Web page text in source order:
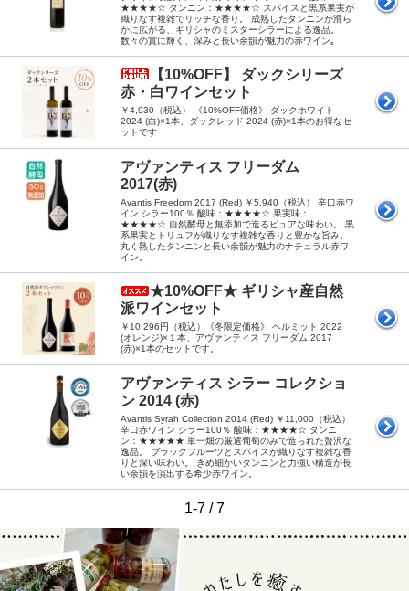
★★★★☆ タンニン：★★★★☆ スパイスと黒系果実が
織りなす複雑でリッチな香り。 成熟したタンニンが滑ら
かに広がる、ギリシャのミスターシラーによる逸品。
数々の賞に輝く、深みと長い余韻が魅力の赤ワイン｡
【10%OFF】 ダックシリーズ
赤・白ワインセット
￥4,930（税込） 《10%OFF価格》 ダックホワイト
2024 (白)×1本、ダックレッド 2024 (赤)×1本のお得なセ
ットです
アヴァンティス フリーダム
2017(赤)
Avantis Freedom 2017 (Red) ￥5,940（税込） 辛口赤ワ
イン シラー100％ 酸味：★★★★☆ 果実味：
★★★★☆ 自然酵母と無添加で造るピュアな味わい。 黒
系果実とトリュフが織りなす複雑な香りと豊かな旨み。
丸く熟したタンニンと長い余韻が魅力のナチュラル赤ワ
イン。
★10%OFF★ ギリシャ産自然
派ワインセット
￥10,296円（税込）《冬限定価格》 ヘルミット 2022
(オレンジ)×１本、アヴァンティス フリーダム 2017
(赤)×1本のセットです。
アヴァンティス シラー コレクショ
ン 2014 (赤)
Avantis Syrah Collection 2014 (Red) ￥11,000（税込）
辛口赤ワイン シラー100％ 酸味：★★★★☆ タンニ
ン：★★★★★ 単一畑の厳選葡萄のみで造られた贅沢な
逸品。 ブラックフルーツとスパイスが織りなす複雑な香
りと深い味わい。 きめ細かいタンニンと力強い構造が長
い余韻を演出する希少赤ワイン。
1-7 / 7